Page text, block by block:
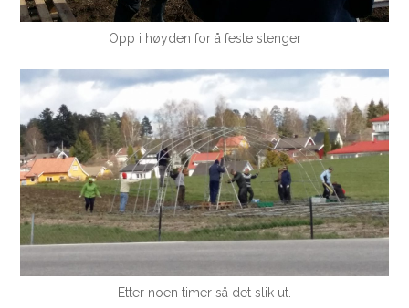
Opp i høyden for å feste stenger
Etter noen timer så det slik ut.